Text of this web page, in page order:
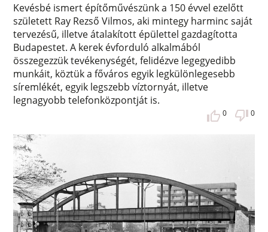
Kevésbé ismert építőművészünk a 150 évvel ezelőtt
született Ray Rezső Vilmos, aki mintegy harminc saját
tervezésű, illetve átalakított épülettel gazdagította
Budapestet. A kerek évforduló alkalmából
összegezzük tevékenységét, felidézve legegyedibb
munkáit, köztük a főváros egyik legkülönlegesebb
síremlékét, egyik legszebb víztornyát, illetve
legnagyobb telefonközpontját is.
0 0